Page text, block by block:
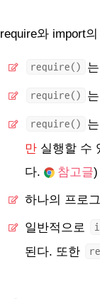
require와 import
require()
require()
require()
만 실행할 수
다.
참고글)
하나의 프로
일반적으로
된다. 또한